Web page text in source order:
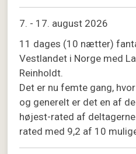
7. - 17. august 2026
11 dages (10 nætter)
Vestlandet i Norge med
Reinholdt.
Det er nu femte gang,
og generelt er det en af
højest-rated af
rated med 9,2 af 10